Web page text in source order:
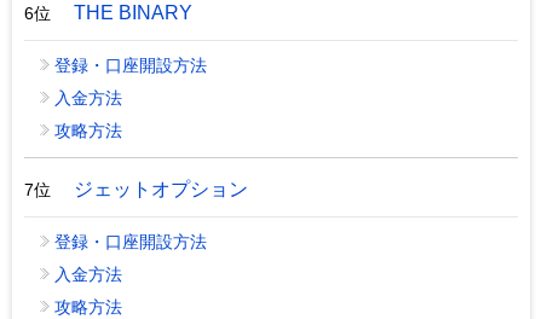
6位 THE BINARY
登録・口座開設方法
入金方法
攻略方法
7位 ジェットオプション
登録・口座開設方法
入金方法
攻略方法